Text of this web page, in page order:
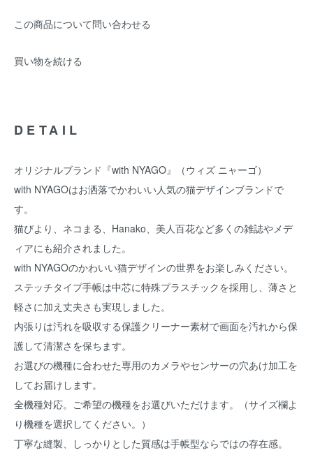
この商品について問い合わせる
買い物を続ける
DETAIL
オリジナルブランド『with NYAGO』（ウィズ ニャーゴ）
with NYAGOはお洒落でかわいい人気の猫デザインブランドで
す。
猫びより、ネコまる、Hanako、美人百花など多くの雑誌やメデ
ィアにも紹介されました。
with NYAGOのかわいい猫デザインの世界をお楽しみください。
ステッチタイプ手帳は中芯に特殊プラスチックを採用し、薄さと
軽さに加え丈夫さも実現しました。
内張りは汚れを吸収する保護クリーナー素材で画面を汚れから保
護して清潔さを保ちます。
お選びの機種に合わせた専用のカメラやセンサーの穴あけ加工を
してお届けします。
全機種対応。ご希望の機種をお選びいただけます。（サイズ欄よ
り機種を選択してください。）
丁寧な縫製、しっかりとした質感は手帳型ならではの存在感。